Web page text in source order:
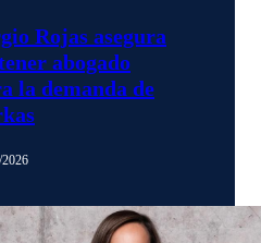
Rojas asegura
abogado
la demanda de
2026